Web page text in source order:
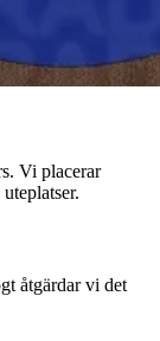
Vi placerar
åtgärdar vi det